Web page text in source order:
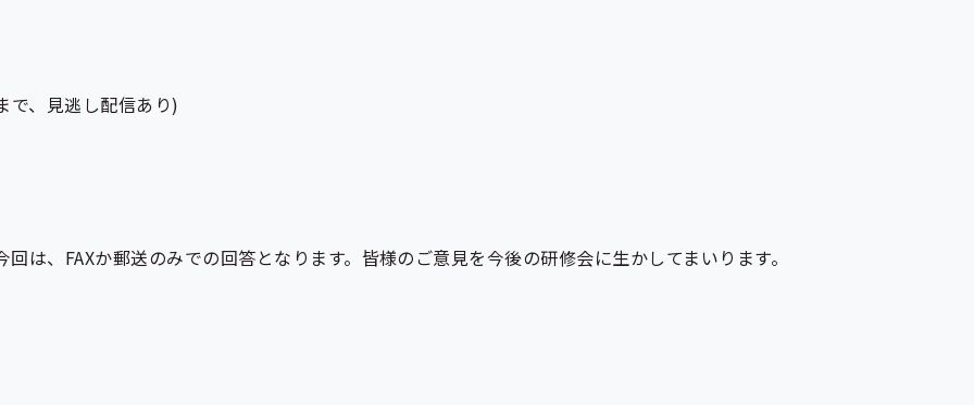
、見逃し配信あり)
は、FAXか郵送のみでの回答となります。皆様のご意見を今後の研修会に生かしてまいります。